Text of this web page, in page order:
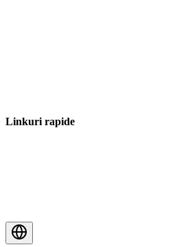
Linkuri rapide